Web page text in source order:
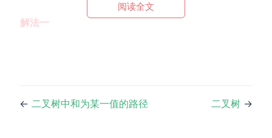
解法一
阅读全文
← 二叉树中和为某一值的路径 二叉树 →